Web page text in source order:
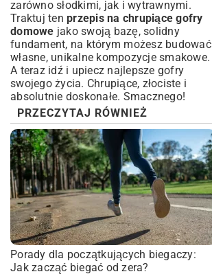
zarówno słodkimi, jak i wytrawnymi.
Traktuj ten przepis na chrupiące gofry
domowe jako swoją bazę, solidny
fundament, na którym możesz budować
własne, unikalne kompozycje smakowe.
A teraz idź i upiecz najlepsze gofry
swojego życia. Chrupiące, złociste i
absolutnie doskonałe. Smacznego!
PRZECZYTAJ RÓWNIEŻ
Porady dla początkujących biegaczy:
Jak zacząć biegać od zera?